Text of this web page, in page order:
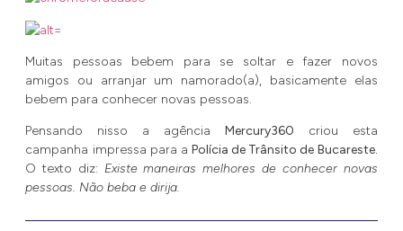
Muitas pessoas bebem para se soltar e fazer novos
amigos ou arranjar um namorado(a), basicamente elas
bebem para conhecer novas pessoas.
Pensando nisso a agência Mercury360 criou esta
campanha impressa para a Polícia de Trânsito de Bucareste.
O texto diz: Existe maneiras melhores de conhecer novas
pessoas. Não beba e dirija.